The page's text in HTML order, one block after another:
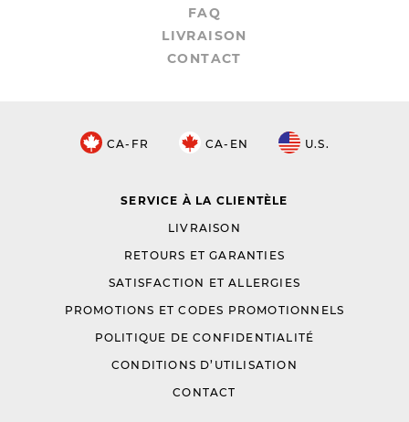
FAQ
LIVRAISON
CONTACT
CA-FR CA-EN U.S.
SERVICE À LA CLIENTÈLE
LIVRAISON
RETOURS ET GARANTIES
SATISFACTION ET ALLERGIES
PROMOTIONS ET CODES PROMOTIONNELS
POLITIQUE DE CONFIDENTIALITÉ
CONDITIONS D’UTILISATION
CONTACT